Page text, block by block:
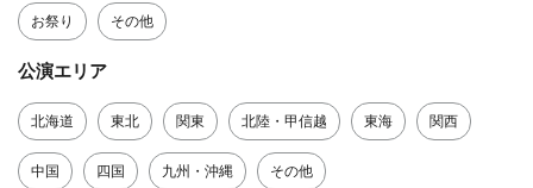
お祭り その他
公演エリア
北海道 東北 関東 北陸・甲信越 東海 関西
中国 四国 九州・沖縄 その他